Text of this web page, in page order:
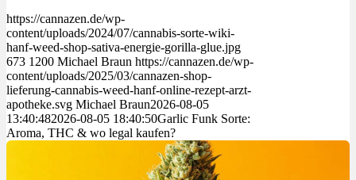
https://cannazen.de/wp-
content/uploads/2024/07/cannabis-sorte-wiki-
hanf-weed-shop-sativa-energie-gorilla-glue.jpg
673 1200 Michael Braun https://cannazen.de/wp-
content/uploads/2025/03/cannazen-shop-
lieferung-cannabis-weed-hanf-online-rezept-arzt-
apotheke.svg Michael Braun2026-08-05
13:40:482026-08-05 18:40:50Garlic Funk Sorte:
Aroma, THC & wo legal kaufen?